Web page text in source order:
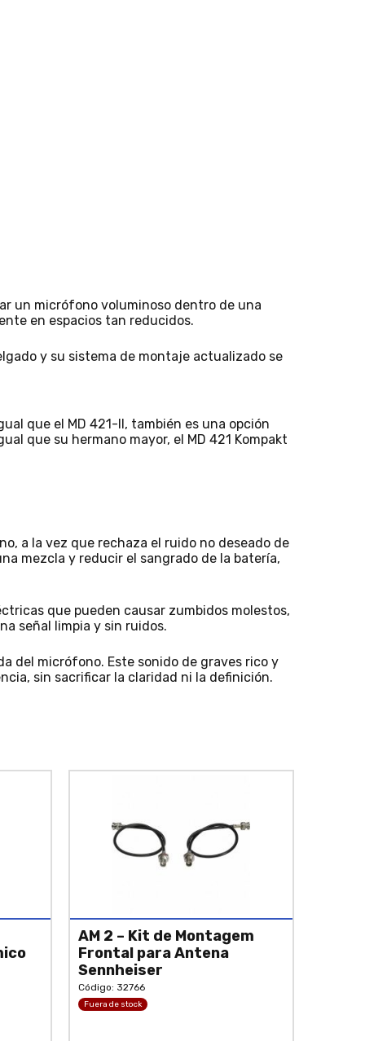
un micrófono voluminoso dentro de una
en espacios tan reducidos.
y su sistema de montaje actualizado se
que el MD 421-II, también es una opción
que su hermano mayor, el MD 421 Kompakt
a la vez que rechaza el ruido no deseado de
mezcla y reducir el sangrado de la batería,
que pueden causar zumbidos molestos,
señal limpia y sin ruidos.
del micrófono. Este sonido de graves rico y
sin sacrificar la claridad ni la definición.
AM 2 – Kit de Montagem
Frontal para Antena
Sennheiser
Código: 32766
Fuera de stock